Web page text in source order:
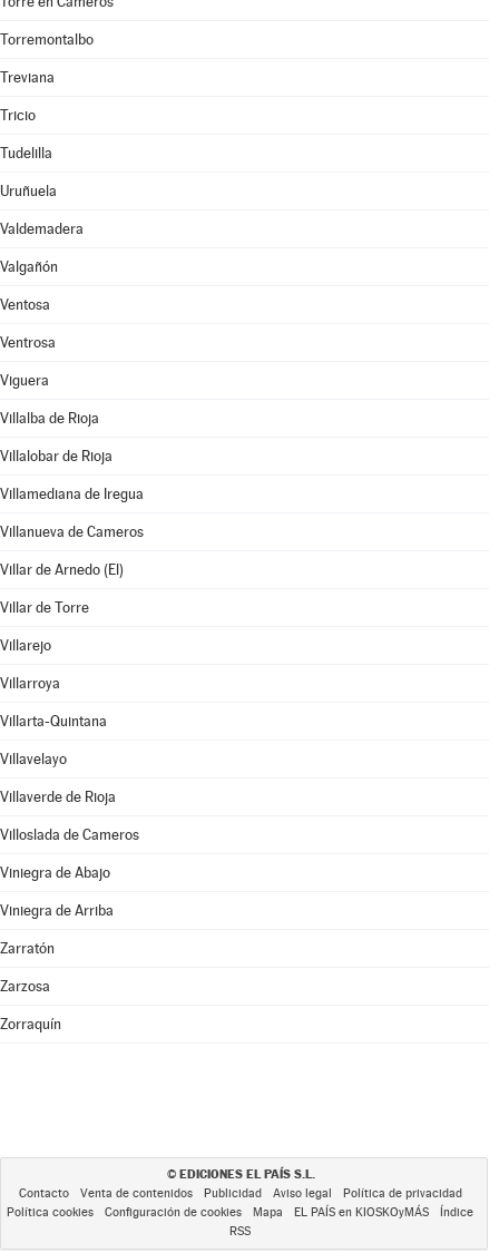
Torremontalbo
Treviana
Tricio
Tudelilla
Uruñuela
Valdemadera
Valgañón
Ventosa
Ventrosa
Viguera
Villalba de Rioja
Villalobar de Rioja
Villamediana de Iregua
Villanueva de Cameros
Villar de Arnedo (El)
Villar de Torre
Villarejo
Villarroya
Villarta-Quintana
Villavelayo
Villaverde de Rioja
Villoslada de Cameros
Viniegra de Abajo
Viniegra de Arriba
Zarratón
Zarzosa
Zorraquín
© EDICIONES EL PAÍS S.L.
Contacto Venta de contenidos Publicidad Aviso legal
Política de privacidad
Política cookies
Configuración de cookies Mapa EL PAÍS en KIOSKOyMÁS
Índice
RSS